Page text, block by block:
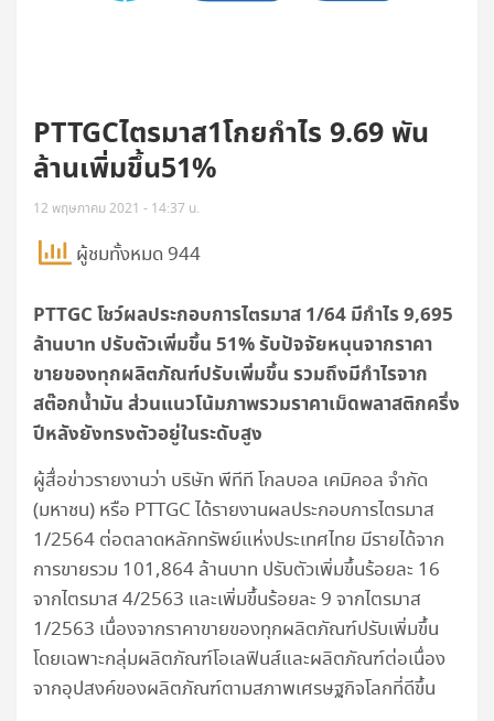
PTTGCไตรมาส1โกยกำไร 9.69 พัน
ล้านเพิ่มขึ้น51%
12 พฤษภาคม 2021 - 14:37 น.
ผู้ชมทั้งหมด 944
PTTGC โชว์ผลประกอบการไตรมาส 1/64 มีกำไร 9,695
ล้านบาท ปรับตัวเพิ่มขึ้น 51% รับปัจจัยหนุนจากราคา
ขายของทุกผลิตภัณฑ์ปรับเพิ่มขึ้น รวมถึงมีกำไรจาก
สต๊อกน้ำมัน ส่วนแนวโน้มภาพรวมราคาเม็ดพลาสติกครึ่ง
ปีหลังยังทรงตัวอยู่ในระดับสูง
ผู้สื่อข่าวรายงานว่า บริษัท พีทีที โกลบอล เคมิคอล จำกัด
(มหาชน) หรือ PTTGC ได้รายงานผลประกอบการไตรมาส
1/2564 ต่อตลาดหลักทรัพย์แห่งประเทศไทย มีรายได้จาก
การขายรวม 101,864 ล้านบาท ปรับตัวเพิ่มขึ้นร้อยละ 16
จากไตรมาส 4/2563 และเพิ่มขึ้นร้อยละ 9 จากไตรมาส
1/2563 เนื่องจากราคาขายของทุกผลิตภัณฑ์ปรับเพิ่มขึ้น
โดยเฉพาะกลุ่มผลิตภัณฑ์โอเลฟินส์และผลิตภัณฑ์ต่อเนื่อง
จากอุปสงค์ของผลิตภัณฑ์ตามสภาพเศรษฐกิจโลกที่ดีขึ้น